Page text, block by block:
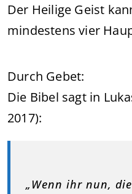
Der Heilige Geist
mindestens vier
Durch Gebet:
Die Bibel sagt in
2017):
„Wenn ihr nun,